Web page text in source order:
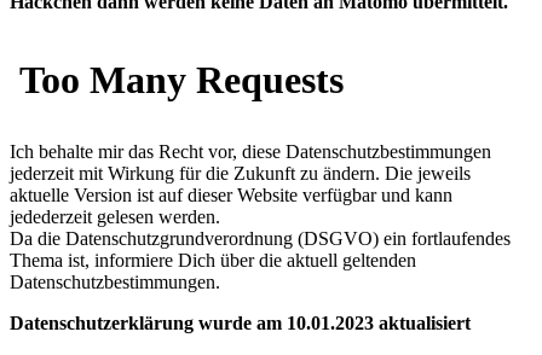
Ich behalte mir das Recht vor, diese Datenschutzbestimmungen
jederzeit mit Wirkung für die Zukunft zu ändern. Die jeweils
aktuelle Version ist auf dieser Website verfügbar und kann
jedederzeit gelesen werden.
Da die Datenschutzgrundverordnung (DSGVO) ein fortlaufendes
Thema ist, informiere Dich über die aktuell geltenden
Datenschutzbestimmungen.
Datenschutzerklärung wurde am 10.01.2023 aktualisiert